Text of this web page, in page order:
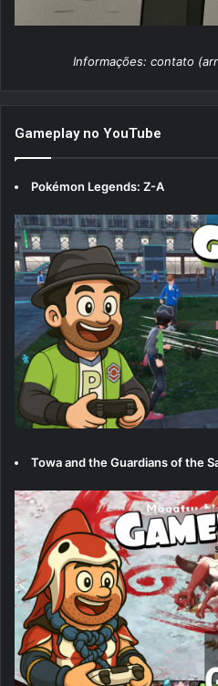
Informações: contato
Gameplay no YouTube
Pokémon Legends: Z-A
Towa and the Guardians of the